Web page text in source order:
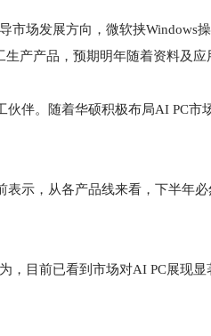
市场发展方向，微软挟Windows
产产品，预期明年随着资料及应
伴。随着华硕积极布局AI PC
示，从各产品线来看，下半年
，目前已看到市场对AI PC展现